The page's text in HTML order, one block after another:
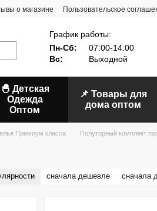
о магазине Пользовательское
График работы:
Пн-Сб:
07:00-14:00
Вс:
Выходной
🐣 Детская
Одежда
Оптом
📌 Товары для
дома оптом
Премиум класса Полуторный комплект
сначала дешевле сначала